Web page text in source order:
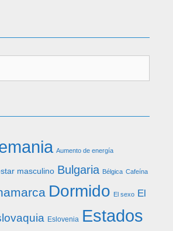
Aumento de energía
masculino Bulgaria Bélgica Cafeína
Dormido El sexo El
Eslovenia Estados